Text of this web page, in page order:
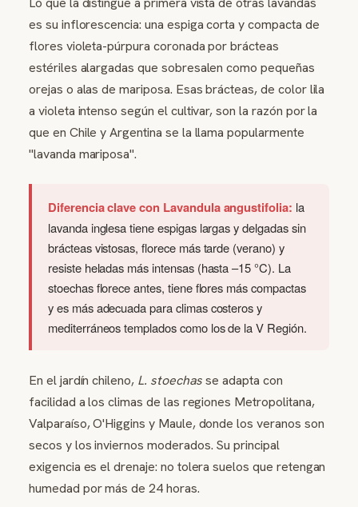
es su inflorescencia: una espiga corta y compacta de
flores violeta-púrpura coronada por brácteas
estériles alargadas que sobresalen como pequeñas
orejas o alas de mariposa. Esas brácteas, de color lila
a violeta intenso según el cultivar, son la razón por la
que en Chile y Argentina se la llama popularmente
"lavanda mariposa".
Diferencia clave con Lavandula angustifolia: la
lavanda inglesa tiene espigas largas y delgadas sin
brácteas vistosas, florece más tarde (verano) y
resiste heladas más intensas (hasta –15 °C). La
stoechas florece antes, tiene flores más compactas
y es más adecuada para climas costeros y
mediterráneos templados como los de la V Región.
En el jardín chileno, L. stoechasse adapta con
facilidad a los climas de las regiones Metropolitana,
Valparaíso, O'Higgins y Maule, donde los veranos son
secos y los inviernos moderados. Su principal
exigencia es el drenaje: no tolera suelos que retengan
humedad por más de 24 horas.